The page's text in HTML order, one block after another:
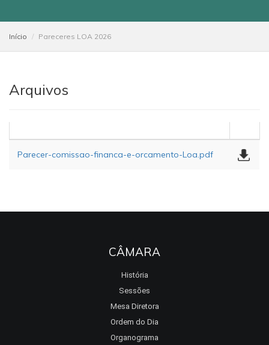
Início Pareceres LOA 2026
Arquivos
Parecer-comissao-financa-e-orcamento-Loa.pdf
CÂMARA
História
Sessões
Mesa Diretora
Ordem do Dia
Organograma